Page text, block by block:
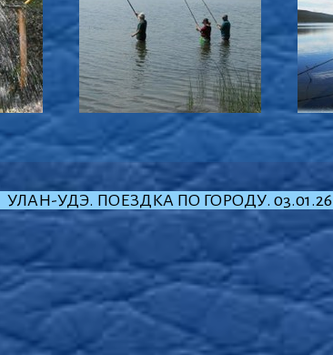
УЛАН-УДЭ. ПОЕЗДКА ПО ГОРОДУ. 03.01.26